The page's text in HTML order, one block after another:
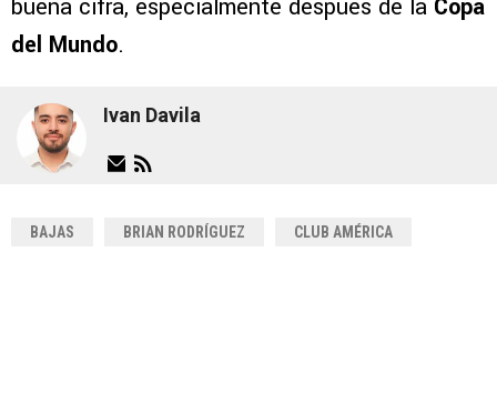
buena cifra, especialmente después de la Copa
del Mundo.
Ivan Davila
BAJAS BRIAN RODRÍGUEZ CLUB AMÉRICA